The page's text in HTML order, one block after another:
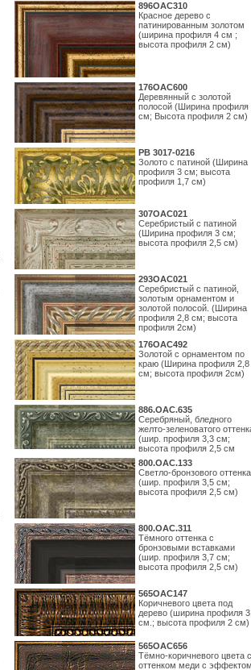
896OAC310
Красное дерево с
патинированным золотом
(ширина профиля 4 см ;
высота профиля 2 см)
176OAC600
Деревянный с золотой
полосой (Ширина профиля
см; Высота профиля 2 см)
PB 3017-0216
Золото с патиной (Ширина
профиля 3 см; высота
профиля 1,7 см)
307OAC021
Серебристый с патиной
(Ширина профиля 3 см;
высота профиля 2,5 см)
293OAC021
Серебристый с патиной,
золотым орнаментом и
золотой полосой. (Ширина
профиля 2,8 см; высота
профиля 2см)
176OAC492
Золотой с орнаментом по
краю (Ширина профиля 2,8
см; высота профиля 2см)
886.ОАС.635
Серебряный, бледного
желто-зеленоватого
(шир. профиля 3,3 см;
высота профиля 2,5 см
800.ОАС.133
Светло-бронзового оттенка
(шир. профиля 3,5 см;
высота профиля 2,5 см)
800.ОАС.311
Тёмного оттенка с
бронзовыми вставками
(шир. профиля 3,7 см;
высота профиля 2,5 см)
565ОАС147
Коричневого цвета под
дерево (ширина профиля
см.; высота профиля 2 см)
565ОАС656
Тёмно-коричневого цвета с
оттенком меди с эффектом